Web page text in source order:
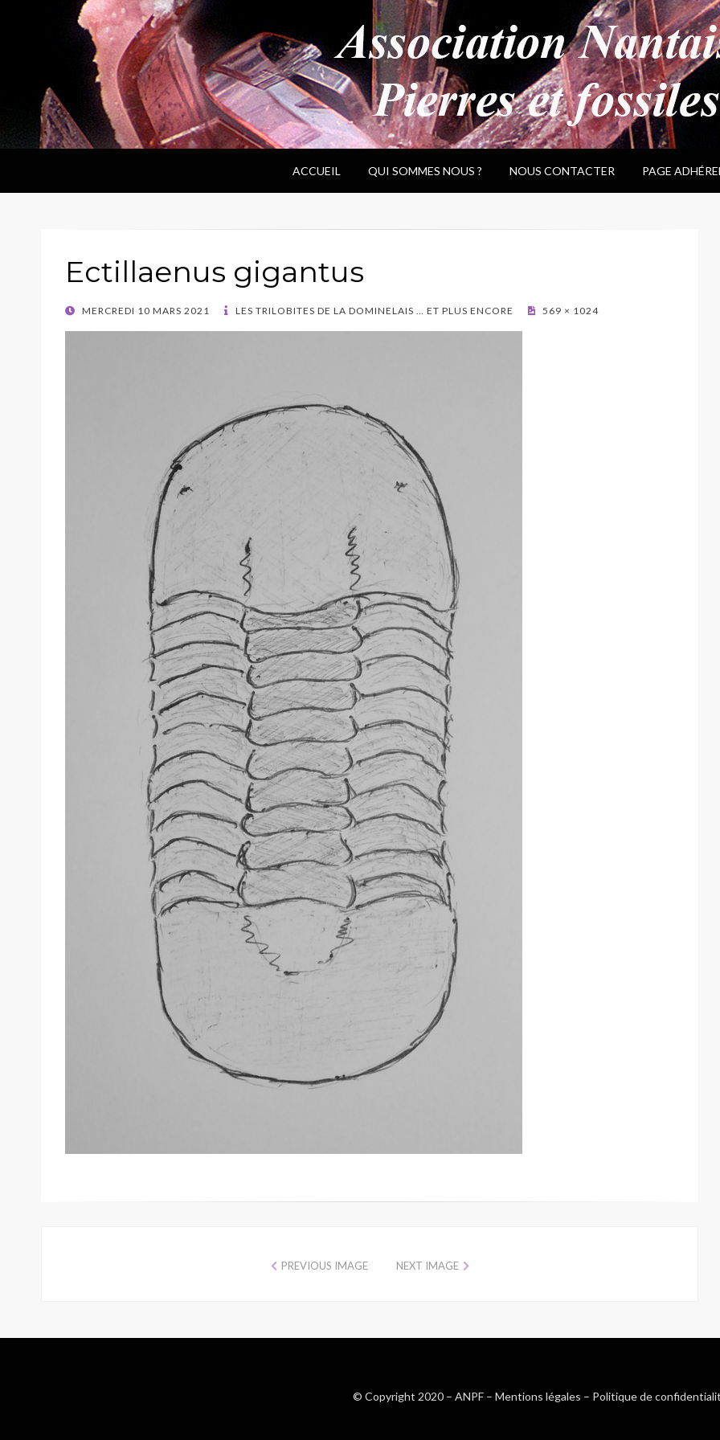
ANPF
Association Nantaise Pierres et Fossiles
ACCUEIL QUI SOMMES NOUS ? NOUS CONTACTER PAGE
Ectillaenus gigantus
POSTED
MERCREDI 10 MARS 2021 LES TRILOBITES DE LA DOMINELAIS … ET PLUS ENCORE 569 × 1024
PREVIOUS IMAGE NEXT IMAGE
© Copyright 2020 – ANPF– Mentions légales – Politique de